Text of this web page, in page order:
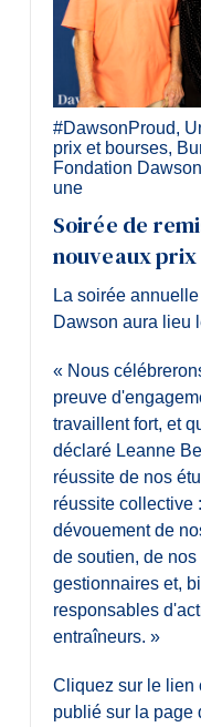
#DawsonProud,
prix et bourses,
Fondation Dawson
une
Soirée de
nouveaux
La soirée
Dawson aura lieu
« Nous
preuve
travaillent fort, et
déclaré Leanne
réussite de nos
réussite collective
dévouement de
de soutien, de
gestionnaires et,
responsables
entraîneurs. »
Cliquez sur le lien
publié sur la page